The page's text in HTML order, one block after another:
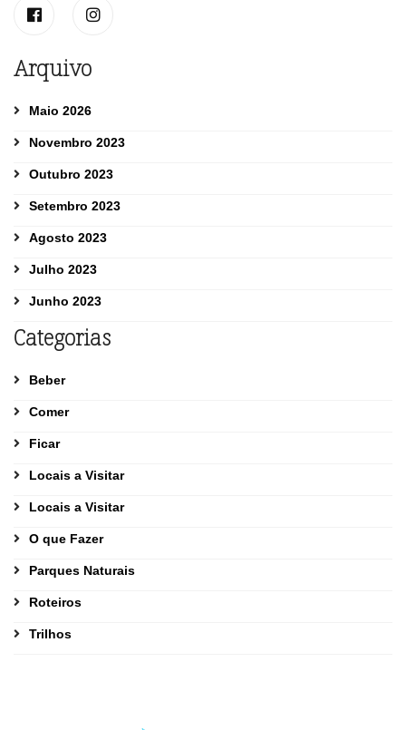
Arquivo
Maio 2026
Novembro 2023
Outubro 2023
Setembro 2023
Agosto 2023
Julho 2023
Junho 2023
Categorias
Beber
Comer
Ficar
Locais a Visitar
Locais a Visitar
O que Fazer
Parques Naturais
Roteiros
Trilhos